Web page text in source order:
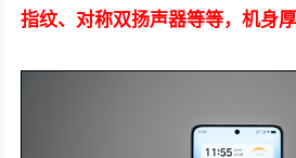
指纹、对称双扬声器等等，机身